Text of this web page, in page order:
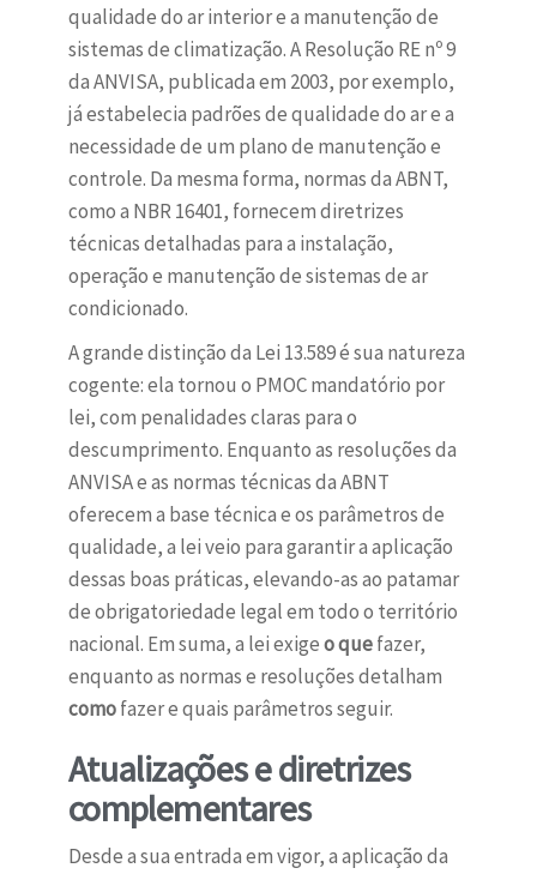
qualidade do ar interior e a manutenção de
sistemas de climatização. A Resolução RE nº 9
da ANVISA, publicada em 2003, por exemplo,
já estabelecia padrões de qualidade do ar e a
necessidade de um plano de manutenção e
controle. Da mesma forma, normas da ABNT,
como a NBR 16401, fornecem diretrizes
técnicas detalhadas para a instalação,
operação e manutenção de sistemas de ar
condicionado.
A grande distinção da Lei 13.589 é sua natureza
cogente: ela tornou o PMOC mandatório por
lei, com penalidades claras para o
descumprimento. Enquanto as resoluções da
ANVISA e as normas técnicas da ABNT
oferecem a base técnica e os parâmetros de
qualidade, a lei veio para garantir a aplicação
dessas boas práticas, elevando-as ao patamar
de obrigatoriedade legal em todo o território
nacional. Em suma, a lei exigeo quefazer,
enquanto as normas e resoluções detalham
comofazer e quais parâmetros seguir.
Atualizações e diretrizes
complementares
Desde a sua entrada em vigor, a aplicação da